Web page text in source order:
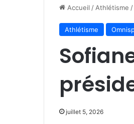
Accueil / Athlétisme /
Athlétisme
juillet 5, 2026